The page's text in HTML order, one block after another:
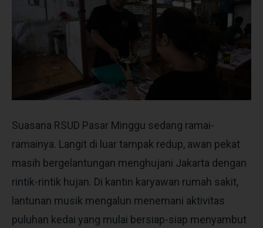
Suasana RSUD Pasar Minggu sedang ramai-
ramainya. Langit di luar tampak redup, awan pekat
masih bergelantungan menghujani Jakarta dengan
rintik-rintik hujan. Di kantin karyawan rumah sakit,
lantunan musik mengalun menemani aktivitas
puluhan kedai yang mulai bersiap-siap menyambut